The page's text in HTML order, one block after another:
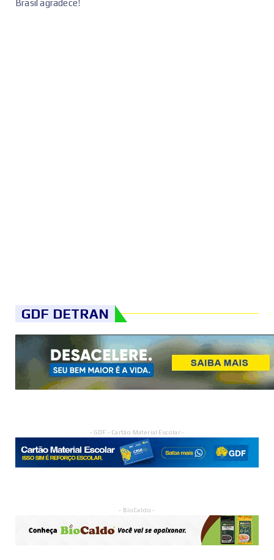
Brasil agradece!
GDF DETRAN
- GDF - Cartão Material Escolar -
- BioCaldo -